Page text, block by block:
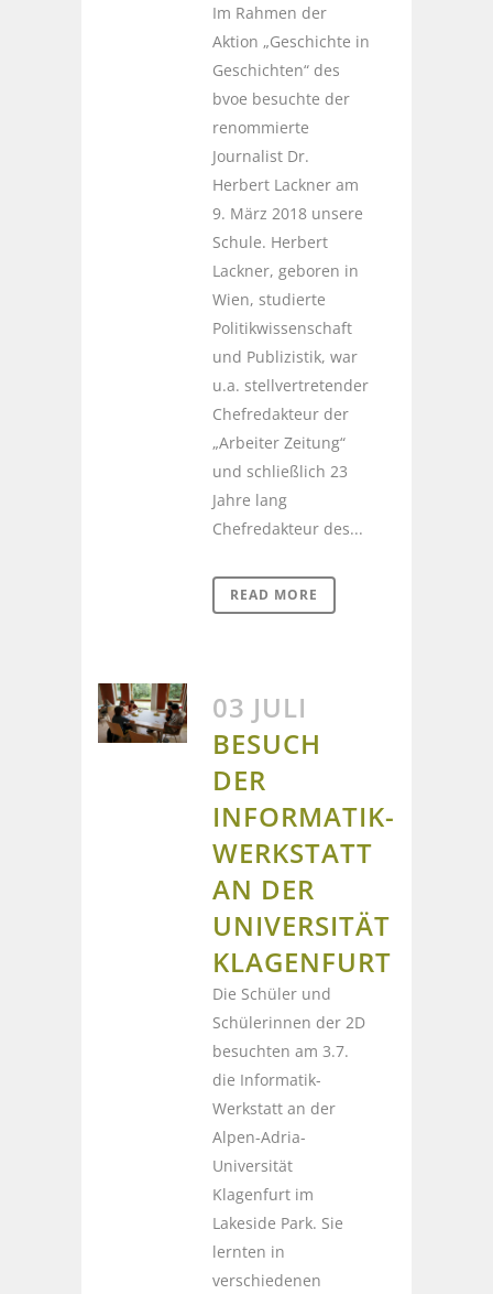
Im Rahmen der
Aktion „Geschichte in
Geschichten“ des
bvoe besuchte der
renommierte
Journalist Dr.
Herbert Lackner am
9. März 2018 unsere
Schule. Herbert
Lackner, geboren in
Wien, studierte
Politikwissenschaft
und Publizistik, war
u.a. stellvertretender
Chefredakteur der
„Arbeiter Zeitung“
und schließlich 23
Jahre lang
Chefredakteur des...
READ MORE
03 JULI
BESUCH
DER
INFORMATIK-
WERKSTATT
AN DER
UNIVERSITÄT
KLAGENFURT
Die Schüler und
Schülerinnen der 2D
besuchten am 3.7.
die Informatik-
Werkstatt an der
Alpen-Adria-
Universität
Klagenfurt im
Lakeside Park. Sie
lernten in
verschiedenen